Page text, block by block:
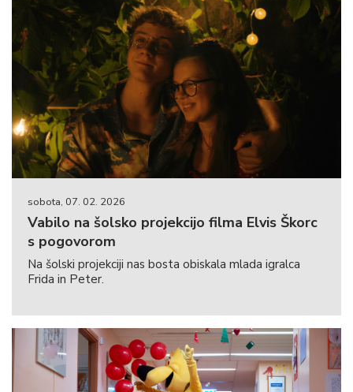
sobota, 07. 02. 2026
Vabilo na šolsko projekcijo filma Elvis Škorc
s pogovorom
Na šolski projekciji nas bosta obiskala mlada igralca
Frida in Peter.